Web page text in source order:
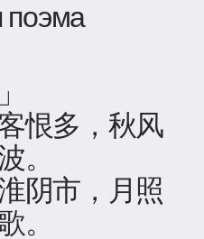
поэма
恨多，秋风
。
阴市，月照
。